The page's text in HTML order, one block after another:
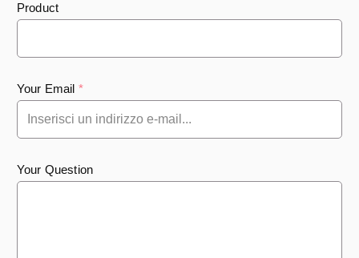
Product
Your Email *
Your Question